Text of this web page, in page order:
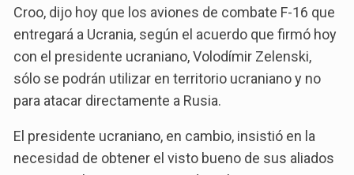
Croo, dijo hoy que los aviones de combate F-16 que
entregará a Ucrania, según el acuerdo que firmó hoy
con el presidente ucraniano, Volodímir Zelenski,
sólo se podrán utilizar en territorio ucraniano y no
para atacar directamente a Rusia.
El presidente ucraniano, en cambio, insistió en la
necesidad de obtener el visto bueno de sus aliados